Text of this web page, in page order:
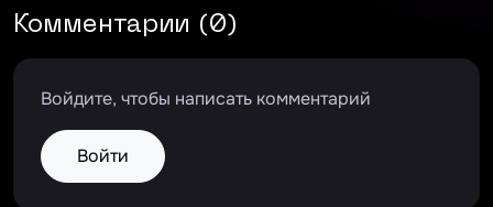
Комментарии (0)
Войдите, чтобы написать комментарий
Войти